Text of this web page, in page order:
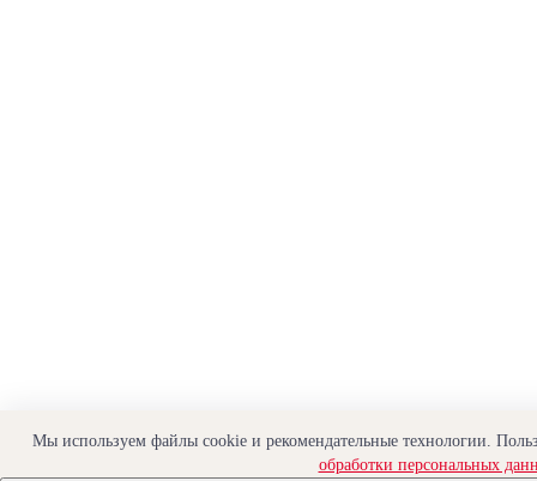
Мы используем файлы cookie и рекомендательные технологии.
обработки персональных